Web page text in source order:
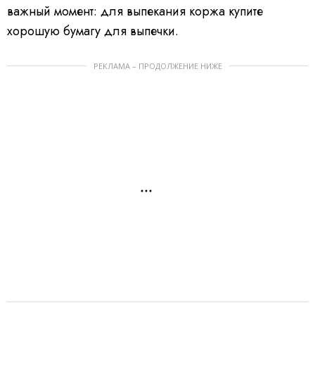
важный момент: для выпекания коржа купите
хорошую бумагу для выпечки.
РЕКЛАМА – ПРОДОЛЖЕНИЕ НИЖЕ